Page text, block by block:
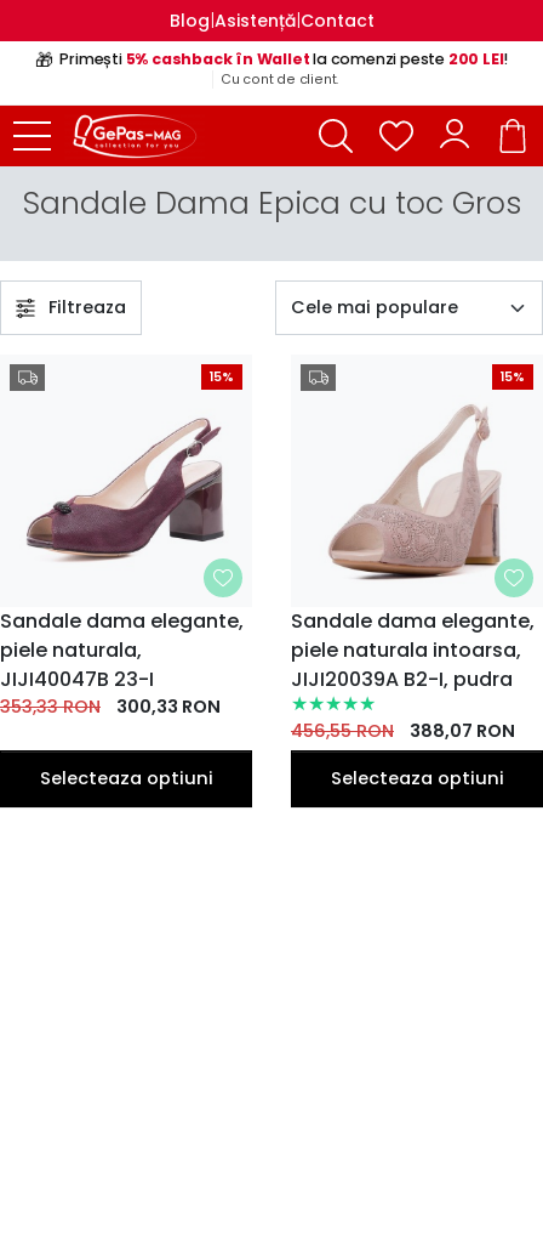
Blog|Asistență|Contact
🎁 Primești 5% cashback în Walletla comenzi peste 200 LEI!
Cu cont de client.
Sandale Dama Epica cu toc Gros
Filtreaza
15%
MARIME
35
EU
36
EU
37
EU
40
EU
Sandale dama elegante,
piele naturala,
JIJI40047B 23-I
353,33RON 300,33 RON
Selecteaza optiuni
15%
MARIME
35
EU
36
EU
37
EU
38
EU
39
EU
40
EU
Sandale dama elegante,
piele naturala intoarsa,
JIJI20039A B2-I, pudra
456,55RON 388,07 RON
Selecteaza optiuni